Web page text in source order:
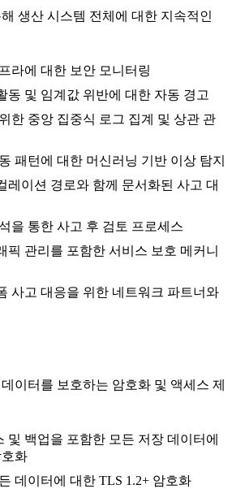
생산 시스템 전체에 대한 지속적인
라에 대한 보안 모니터링
동 및 임계값 위반에 대한 자동 경고
한 중앙 집중식 로그 집계 및 상관 관
패턴에 대한 머신러닝 기반 이상 탐지
레이션 경로와 함께 문서화된 사고 대
을 통한 사고 후 검토 프로세스
픽 관리를 포함한 서비스 보호 메커니
사고 대응을 위한 네트워크 파트너와
이터를 보호하는 암호화 및 액세스 제
및 백업을 포함한 모든 저장 데이터에
화
데이터에 대한 TLS 1.2+ 암호화